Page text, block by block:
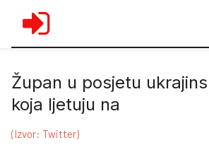
Župan u posjetu
koja ljetuju na
(Izvor: Twitter)